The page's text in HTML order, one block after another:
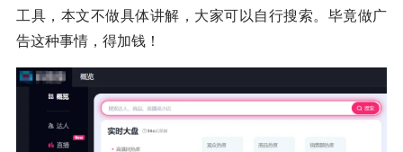
工具，本文不做具体讲解，大家可以自行搜索。毕竟做广
告这种事情，得加钱！